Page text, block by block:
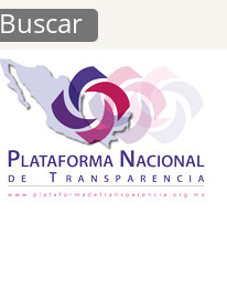
Buscar